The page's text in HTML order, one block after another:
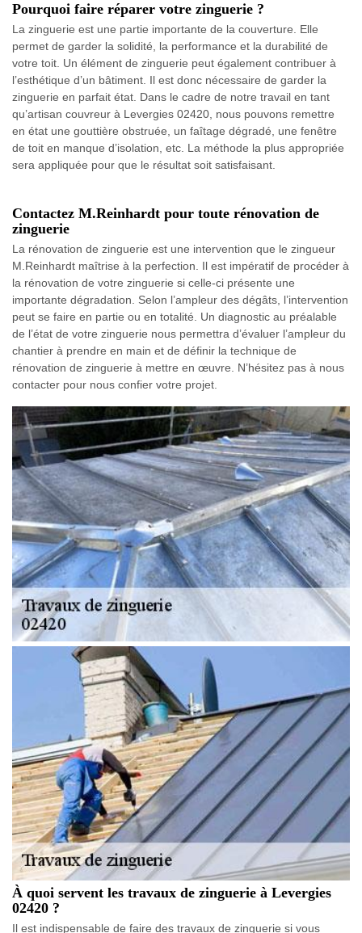
Pourquoi faire réparer votre zinguerie ?
La zinguerie est une partie importante de la couverture. Elle
permet de garder la solidité, la performance et la durabilité de
votre toit. Un élément de zinguerie peut également contribuer à
l’esthétique d’un bâtiment. Il est donc nécessaire de garder la
zinguerie en parfait état. Dans le cadre de notre travail en tant
qu’artisan couvreur à Levergies 02420, nous pouvons remettre
en état une gouttière obstruée, un faîtage dégradé, une fenêtre
de toit en manque d’isolation, etc. La méthode la plus appropriée
sera appliquée pour que le résultat soit satisfaisant.
Contactez M.Reinhardt pour toute rénovation de
zinguerie
La rénovation de zinguerie est une intervention que le zingueur
M.Reinhardt maîtrise à la perfection. Il est impératif de procéder à
la rénovation de votre zinguerie si celle-ci présente une
importante dégradation. Selon l’ampleur des dégâts, l’intervention
peut se faire en partie ou en totalité. Un diagnostic au préalable
de l’état de votre zinguerie nous permettra d’évaluer l’ampleur du
chantier à prendre en main et de définir la technique de
rénovation de zinguerie à mettre en œuvre. N’hésitez pas à nous
contacter pour nous confier votre projet.
À quoi servent les travaux de zinguerie à Levergies
02420 ?
Il est indispensable de faire des travaux de zinguerie si vous